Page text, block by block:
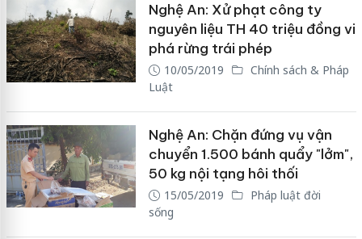
Nghệ An: Xử phạt công ty
nguyên liệu TH 40 triệu đồng vi
phá rừng trái phép
10/05/2019
Chính sách & Pháp
Luật
Nghệ An: Chặn đứng vụ vận
chuyển 1.500 bánh quẩy "lởm",
50 kg nội tạng hôi thối
15/05/2019
Pháp luật đời
sống